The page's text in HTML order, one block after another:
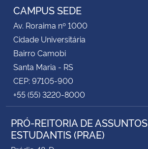
CAMPUS SEDE
Av. Roraima nº 1000
Cidade Universitária
Bairro Camobi
Santa Maria - RS
CEP: 97105-900
+55 (55) 3220-8000
PRÓ-REITORIA DE ASSUNTOS
ESTUDANTIS (PRAE)